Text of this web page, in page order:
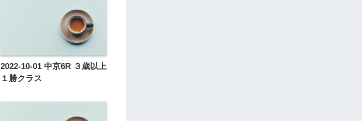
2022-10-01 中京6R ３歳以上
１勝クラス